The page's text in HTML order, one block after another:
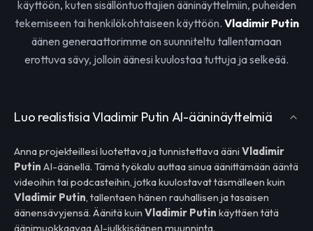
käyttöön, kuten sisällöntuottajien ääninäyttelmiin, puheiden
tekemiseen tai henkilökohtaiseen käyttöön. Vladimir Putin
äänen generaattorimme on suunniteltu tallentamaan
erottuva sävy, jolloin äänesi kuulostaa tuttuja ja selkeää.
Luo realistisia Vladimir Putin AI-ääninäyttelmiä
Anna projekteillesi luotettava ja tunnistettava ääni Vladimir
Putin AI-äänellä. Tämä työkalu auttaa sinua äänittämään ääntä
videoihin tai podcasteihin, jotka kuulostavat täsmälleen kuin
Vladimir Putin, tallentaen hänen rauhallisen ja tasaisen
äänensävyjensä. Äänitä kuin Vladimir Putin käyttäen tätä
äänimuokkaavaa AI-julkkisäänen muunninta.